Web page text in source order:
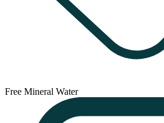
Free Mineral Water